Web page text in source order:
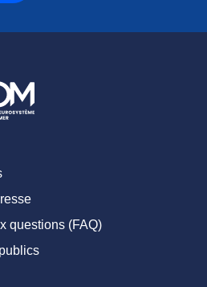
questions (FAQ)